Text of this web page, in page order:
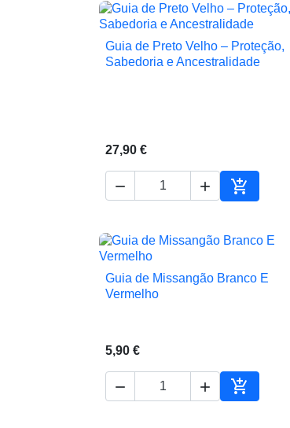
 Vista rápida
Guia de Preto Velho – Proteção,
Sabedoria e Ancestralidade
27,90 €
  
 Vista rápida
Guia de Missangão Branco E
Vermelho
5,90 €
  